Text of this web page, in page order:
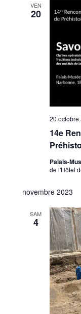
VEN
20
14e
20 octobre
Palais-
de l'Hôtel
novembre 2023
SAM
4